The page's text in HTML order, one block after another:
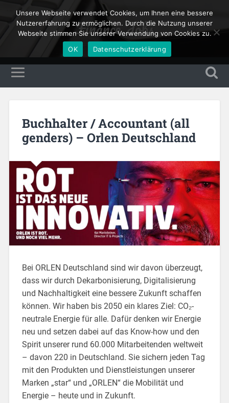
Finance Jobs
Buchhalter / Accountant (all
genders) – Orlen Deutschland
Bei ORLEN Deutschland sind wir davon überzeugt,
dass wir durch Dekarbonisierung, Digitalisierung
und Nachhaltigkeit eine bessere Zukunft schaffen
können. Wir haben bis 2050 ein klares Ziel: CO₂-
neutrale Energie für alle. Dafür denken wir Energie
neu und setzen dabei auf das Know-how und den
Spirit unserer rund 60.000 Mitarbeitenden weltweit
– davon 220 in Deutschland. Sie sichern jeden Tag
mit den Produkten und Dienstleistungen unserer
Marken „star“ und „ORLEN“ die Mobilität und
Energie – heute und in Zukunft.
Unsere Webseite verwendet Cookies, um Ihnen eine bessere
Nutzererfahrung zu ermöglichen. Durch die Nutzung unserer
Webseite stimmen Sie unserer Verwendung von Cookies zu.
OK
Datenschutzerklärung